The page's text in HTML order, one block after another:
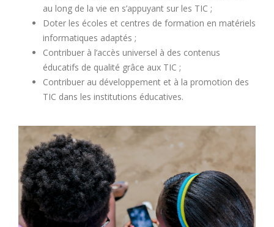
au long de la vie en s’appuyant sur les TIC ;
Doter les écoles et centres de formation en matériels
informatiques adaptés ;
Contribuer à l’accès universel à des contenus
éducatifs de qualité grâce aux TIC ;
Contribuer au développement et à la promotion des
TIC dans les institutions éducatives.